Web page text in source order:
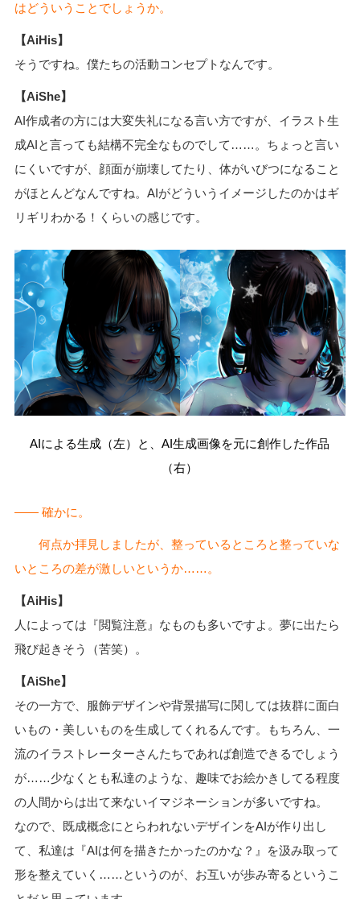
はどういうことでしょうか。
【AiHis】
そうですね。僕たちの活動コンセプトなんです。
【AiShe】
AI作成者の方には大変失礼になる言い方ですが、イラスト生
成AIと言っても結構不完全なものでして……。ちょっと言い
にくいですが、顔面が崩壊してたり、体がいびつになること
がほとんどなんですね。AIがどういうイメージしたのかはギ
リギリわかる！くらいの感じです。
AIによる生成（左）と、AI生成画像を元に創作した作品
（右）
―― 確かに。
何点か拝見しましたが、整っているところと整っていな
いところの差が激しいというか……。
【AiHis】
人によっては『閲覧注意』なものも多いですよ。夢に出たら
飛び起きそう（苦笑）。
【AiShe】
その一方で、服飾デザインや背景描写に関しては抜群に面白
いもの・美しいものを生成してくれるんです。もちろん、一
流のイラストレーターさんたちであれば創造できるでしょう
が……少なくとも私達のような、趣味でお絵かきしてる程度
の人間からは出て来ないイマジネーションが多いですね。
なので、既成概念にとらわれないデザインをAIが作り出し
て、私達は『AIは何を描きたかったのかな？』を汲み取って
形を整えていく……というのが、お互いが歩み寄るというこ